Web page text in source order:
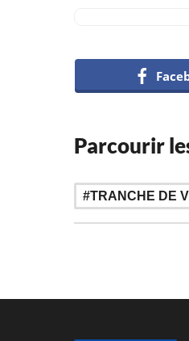
Parcourir
TRANCHE DE